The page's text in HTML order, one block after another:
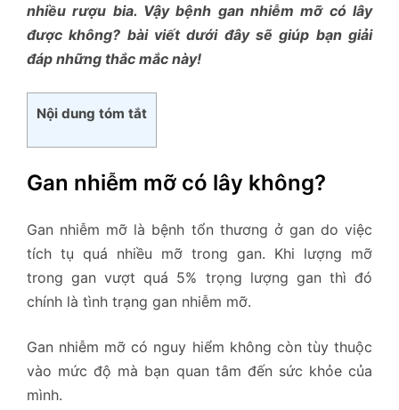
nhiều rượu bia. Vậy bệnh gan nhiễm mỡ có lây
được không? bài viết dưới đây sẽ giúp bạn giải
đáp những thắc mắc này!
Nội dung tóm tắt
Gan nhiễm mỡ có lây không?
Gan nhiễm mỡ là bệnh tổn thương ở gan do việc
tích tụ quá nhiều mỡ trong gan. Khi lượng mỡ
trong gan vượt quá 5% trọng lượng gan thì đó
chính là tình trạng gan nhiễm mỡ.
Gan nhiễm mỡ có nguy hiểm không còn tùy thuộc
vào mức độ mà bạn quan tâm đến sức khỏe của
mình.